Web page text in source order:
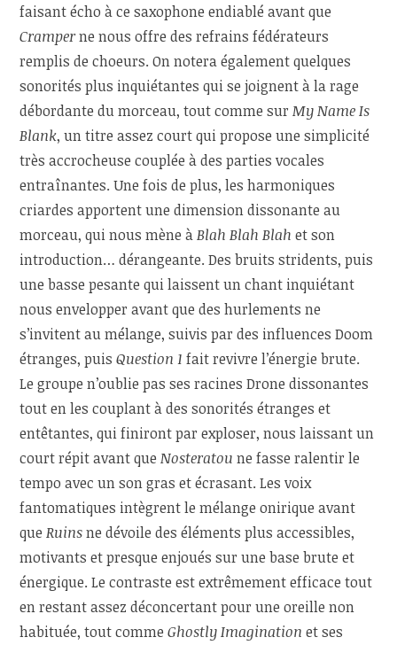
faisant écho à ce saxophone endiablé avant que
Cramperne nous offre des refrains fédérateurs
remplis de choeurs. On notera également quelques
sonorités plus inquiétantes qui se joignent à la rage
débordante du morceau, tout comme surMy Name Is
Blank, un titre assez court qui propose une simplicité
très accrocheuse couplée à des parties vocales
entraînantes. Une fois de plus, les harmoniques
criardes apportent une dimension dissonante au
morceau, qui nous mène àBlah Blah Blah et son
introduction… dérangeante. Des bruits stridents, puis
une basse pesante qui laissent un chant inquiétant
nous envelopper avant que des hurlements ne
s’invitent au mélange, suivis par des influences Doom
étranges, puisQuestion 1 fait revivre l’énergie brute.
Le groupe n’oublie pas ses racines Drone dissonantes
tout en les couplant à des sonorités étranges et
entêtantes, qui finiront par exploser, nous laissant un
court répit avant queNosteratou ne fasse ralentir le
tempo avec un son gras et écrasant. Les voix
fantomatiques intègrent le mélange onirique avant
queRuinsne dévoile des éléments plus accessibles,
motivants et presque enjoués sur une base brute et
énergique. Le contraste est extrêmement efficace tout
en restant assez déconcertant pour une oreille non
habituée, tout commeGhostly Imagination et ses